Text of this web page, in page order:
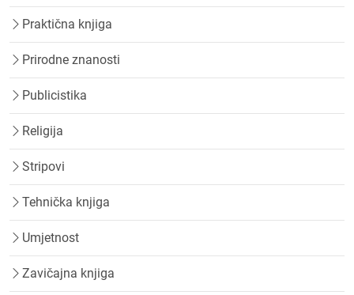
Praktična knjiga
Prirodne znanosti
Publicistika
Religija
Stripovi
Tehnička knjiga
Umjetnost
Zavičajna knjiga